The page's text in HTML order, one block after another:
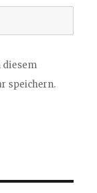
diesem
speichern.